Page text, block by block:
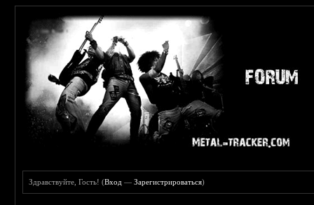
Здравствуйте, Гость! (Вход —Зарегистрироваться)